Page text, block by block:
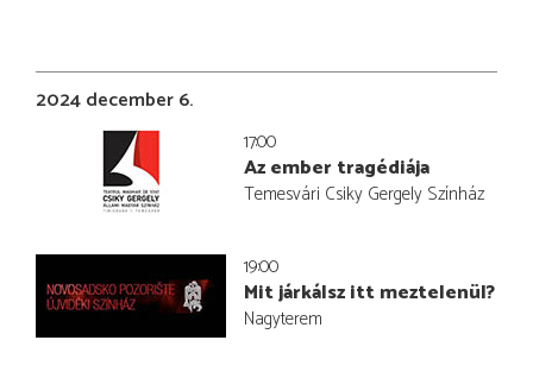
2024 december 6.
17:00
Az ember tragédiája
Temesvári Csiky Gergely Színház
19:00
Mit járkálsz itt meztelenül?
Nagyterem